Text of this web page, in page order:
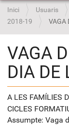
Inici Usuaris
2018-19
VAGA
VAGA
DIA DE
A LES FAMÍLIES
CICLES
Assumpte: Vaga